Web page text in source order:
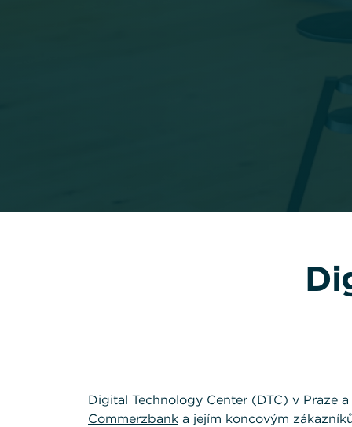
Digital Technology Center (DTC) v Praze
Commerzbank a jejím koncovým